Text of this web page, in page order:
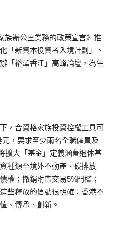
族辦公室業務的政策宣言》推
「新資本投資者入境計劃」、
「裕澤香江」高峰論壇，為生
，合資格家族投資控權工具可
，要求至少兩名全職僱員及
擴大「基金」定義涵蓋退休基
種類至境外不動產、碳排放
權；撤銷附帶交易5%門檻；
些釋放的信號很明確：香港不
、傳承、創新。